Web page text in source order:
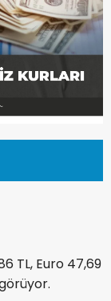
TL, Euro 47,69